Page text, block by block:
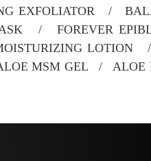
EXFOLIATOR /
/ FOREVER
MSM GEL / ALOE